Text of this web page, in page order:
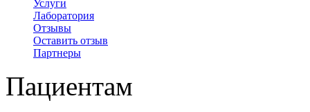
Услуги
Лаборатория
Отзывы
Оставить отзыв
Партнеры
Пациентам